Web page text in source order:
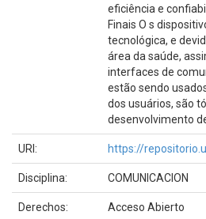
eficiência e
Finais O s
tecnológica, e
área da saúde,
interfaces de
estão sendo
dos usuários, são
desenvolvimento
URI: https://
Disciplina: COMUNICACION
Derechos: Acceso Abierto